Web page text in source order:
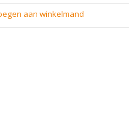
aan winkelmand